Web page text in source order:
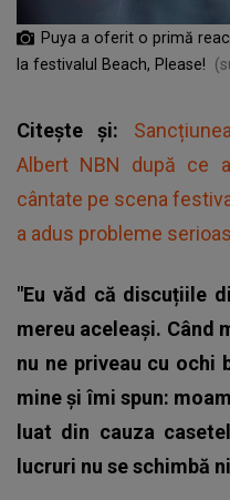
Puya a oferit o primă
la festivalul Beach, Please!
Citește și:
Albert NBN după ce
cântate pe scena
a adus probleme
"Eu văd că discuțiile
mereu aceleași. Când
nu ne priveau cu ochi
mine și îmi spun:
luat din cauza
lucruri nu se schimbă